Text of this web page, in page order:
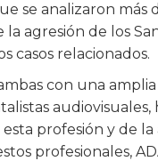
se analizaron más
la agresión de los
casos relacionados.
con una
audiovisuales,
esta profesión y de la
profesionales,